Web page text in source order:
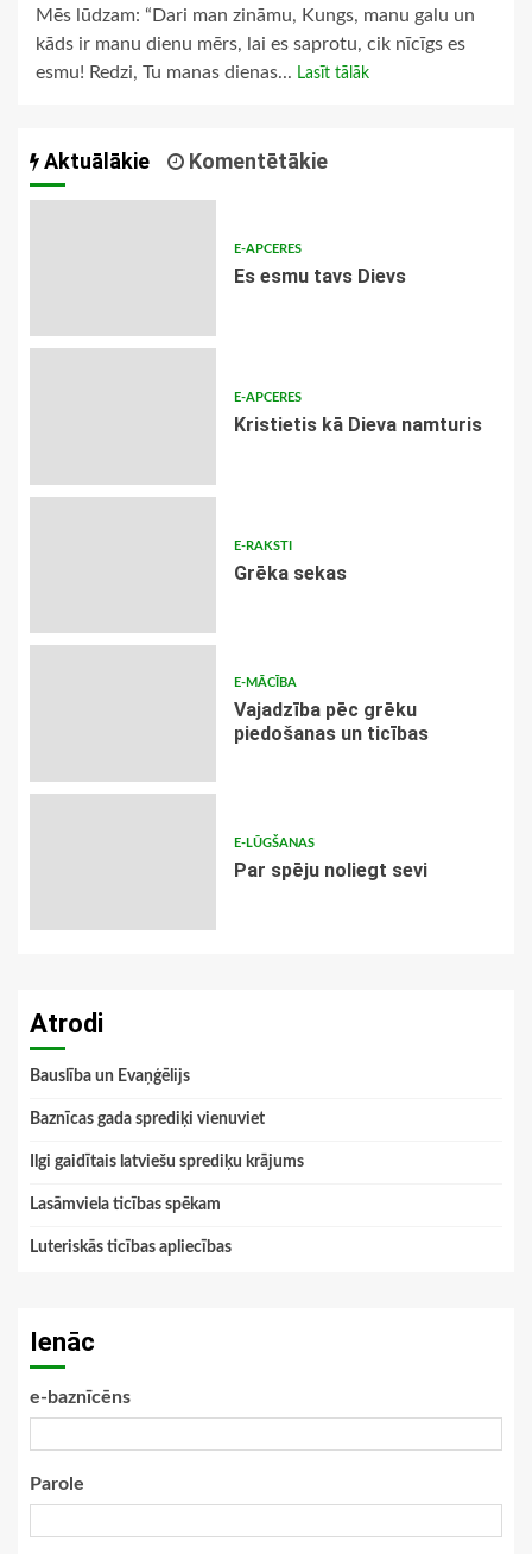
Mēs lūdzam: “Dari man zināmu, Kungs, manu galu un
kāds ir manu dienu mērs, lai es saprotu, cik nīcīgs es
esmu! Redzi, Tu manas dienas... Lasīt tālāk
Aktuālākie Komentētākie
E-APCERES
Es esmu tavs Dievs
E-APCERES
Kristietis kā Dieva namturis
E-RAKSTI
Grēka sekas
E-MĀCĪBA
Vajadzība pēc grēku
piedošanas un ticības
E-LŪGŠANAS
Par spēju noliegt sevi
Atrodi
Bauslība un Evaņģēlijs
Baznīcas gada sprediķi vienuviet
Ilgi gaidītais latviešu sprediķu krājums
Lasāmviela ticības spēkam
Luteriskās ticības apliecības
Ienāc
e-baznīcēns
Parole